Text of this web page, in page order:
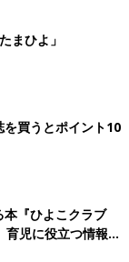
まひよ」
買うとポイント10
『ひよこクラブ
児に役立つ情報が